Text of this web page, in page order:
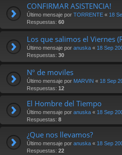
CONFIRMAR ASISTENCIA!
Último mensaje por TORRENTE « 18
Respuestas: 60
Los que salimos el Viernes
Último mensaje por anuska « 18 Sep
Respuestas: 30
Nº de moviles
Último mensaje por MARVIN « 18 Sep
Respuestas: 12
El Hombre del Tiempo
Último mensaje por anuska « 18 Sep
Respuestas: 8
¿Que nos llevamos?
Último mensaje por anuska « 18 Sep
Respuestas: 22